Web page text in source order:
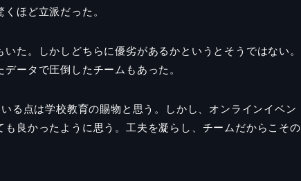
ほど立派だった。
た。しかしどちらに優劣があるかというとそうではない。
ータで圧倒したチームもあった。
る点は学校教育の賜物と思う。しかし、オンラインイベン
良かったように思う。工夫を凝らし、チームだからこその